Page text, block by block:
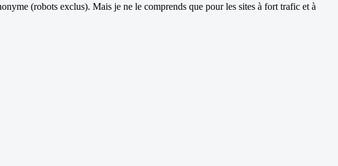
(robots exclus). Mais je ne le comprends que pour les sites à fort trafic et à